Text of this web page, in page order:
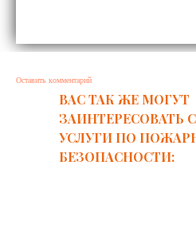
Оставить комментарий
ВАС ТАК ЖЕ МОГУТ
ЗАИНТЕРЕСОВАТЬ
УСЛУГИ ПО
БЕЗОПАСНОСТИ: